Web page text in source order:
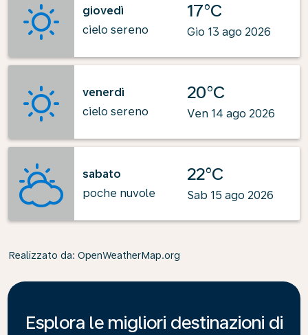
giovedì
cielo sereno
17°C
Gio 13 ago 2026
venerdì
cielo sereno
20°C
Ven 14 ago 2026
sabato
poche nuvole
22°C
Sab 15 ago 2026
Realizzato da: OpenWeatherMap.org
Esplora le migliori destinazioni di